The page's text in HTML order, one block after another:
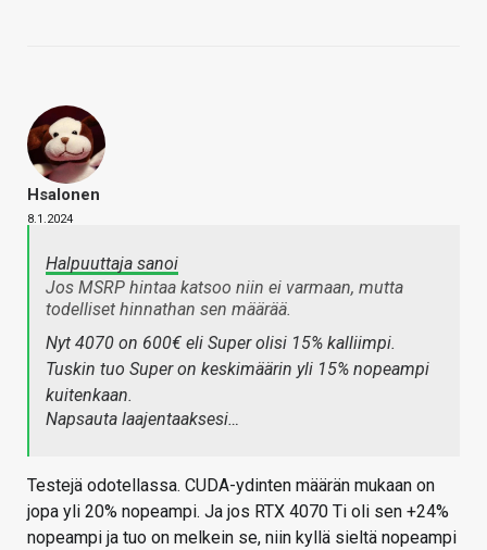
Hsalonen
8.1.2024
Halpuuttaja sanoi
Jos MSRP hintaa katsoo niin ei varmaan, mutta
todelliset hinnathan sen määrää.
Nyt 4070 on 600€ eli Super olisi 15% kalliimpi.
Tuskin tuo Super on keskimäärin yli 15% nopeampi
kuitenkaan.
Napsauta laajentaaksesi…
Testejä odotellassa. CUDA-ydinten määrän mukaan on
jopa yli 20% nopeampi. Ja jos RTX 4070 Ti oli sen +24%
nopeampi ja tuo on melkein se, niin kyllä sieltä nopeampi